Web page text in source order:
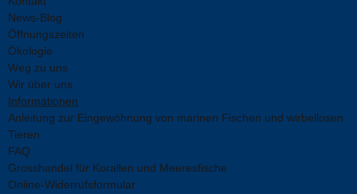
News-Blog
Öffnungszeiten
Ökologie
Weg zu uns
Wir über uns
Informationen
Anleitung zur Eingewöhnung von marinen Fischen und wirbellosen
Tieren
FAQ
Grosshandel für Korallen und Meeresfische
Online-Widerrufsformular